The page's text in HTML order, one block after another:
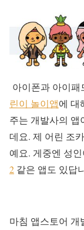
아이폰과 아이패
린이 놀이앱에 대
주는 개발사의 앱
데요. 제 어린 조
예요. 게중엔 성
2 같은 앱도 있답
마침 앱스토어 개